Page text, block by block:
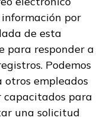
por
de esta
para responder a
Podemos
otros empleados
capacitados para
una solicitud